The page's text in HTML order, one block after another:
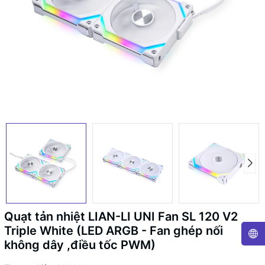
Quạt tản nhiệt LIAN-LI UNI Fan SL 120 V2
Triple White (LED ARGB - Fan ghép nối
không dây ,điều tốc PWM)